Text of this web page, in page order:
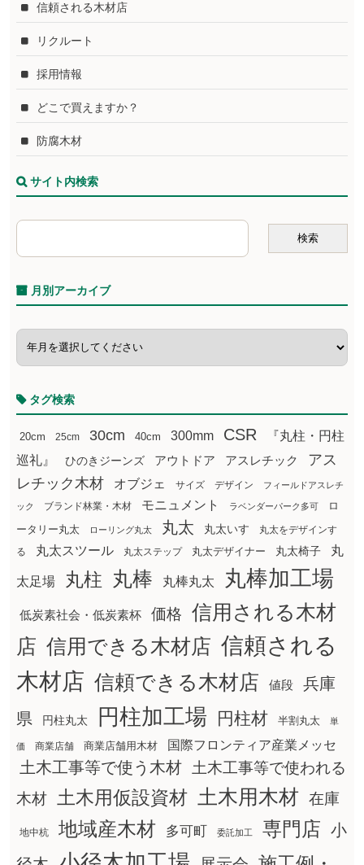
信頼される木材店
リクルート
採用情報
どこで買えますか？
防腐木材
サイト内検索
月別アーカイブ
タグ検索
20cm 25cm 30cm 40cm 300mm CSR
『丸柱・円柱
巡礼』
ひのきジーンズ アウトドア アスレチック
アス
レチック木材
オブジェ サイズ デザイン フィールドアスレチ
ック ブランド林業・木材 モニュメント ラベンダーパーク多可
ロ
ータリー丸太
ローリング丸太 丸太 丸太いす
丸太をデザインす
る
丸太スツール 丸太ステップ 丸太デザイナー 丸太椅子 丸
太足場 丸柱 丸棒 丸棒丸太 丸棒加工場
低炭素社会・低炭素杯 価格
信用される木材
店 信用できる木材店 信頼される
木材店 信頼できる木材店 値段
兵庫
県
円柱丸太 円柱加工場 円柱材 半割丸太 単
価 商業店舗 商業店舗用木材 国際フロンティア産業メッセ
土木工事等で使う木材
土木工事等で使われる
木材
土木用仮設資材 土木用木材 在庫
地中杭 地域産木材 多可町 委託加工 専門店 小